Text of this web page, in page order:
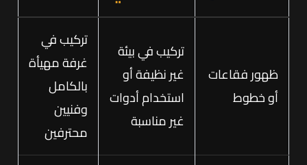
ظهور فقاعات
أو خطوط
تركيب في بيئة
غير نظيفة أو
استخدام أدوات
غير مناسبة
تركيب في
غرفة مهيأة
بالكامل
وفنيين
محترفين